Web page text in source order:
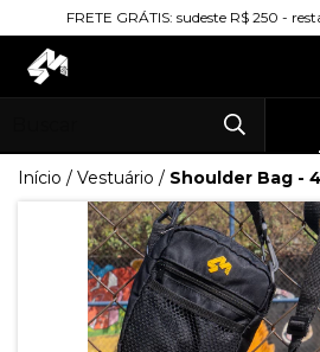
FRETE GRÁTIS: sudeste R$ 250 -
Início / Vestuário / Shoulder Bag -